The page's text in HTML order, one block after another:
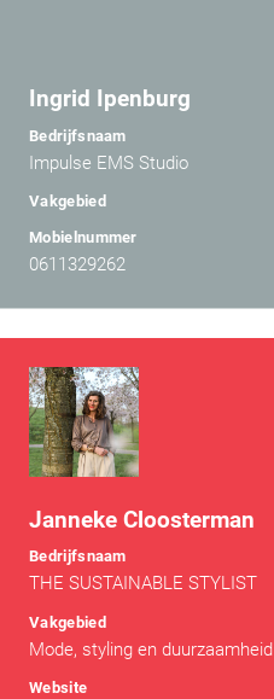
Ingrid Ipenburg
Bedrijfsnaam
Impulse EMS Studio
Vakgebied
Mobielnummer
0611329262
Janneke Cloosterman
Bedrijfsnaam
THE SUSTAINABLE STYLIST
Vakgebied
Mode, styling en duurzaamheid
Website